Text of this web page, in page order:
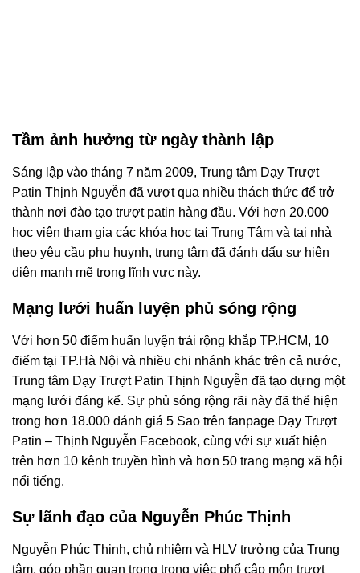
Tầm ảnh hưởng từ ngày thành lập
Sáng lập vào tháng 7 năm 2009, Trung tâm Dạy Trượt
Patin Thịnh Nguyễn đã vượt qua nhiều thách thức để trở
thành nơi đào tạo trượt patin hàng đầu. Với hơn 20.000
học viên tham gia các khóa học tại Trung Tâm và tại nhà
theo yêu cầu phụ huynh, trung tâm đã đánh dấu sự hiện
diện mạnh mẽ trong lĩnh vực này.
Mạng lưới huấn luyện phủ sóng rộng
Với hơn 50 điểm huấn luyện trải rộng khắp TP.HCM, 10
điểm tại TP.Hà Nội và nhiều chi nhánh khác trên cả nước,
Trung tâm Dạy Trượt Patin Thịnh Nguyễn đã tạo dựng một
mạng lưới đáng kể. Sự phủ sóng rộng rãi này đã thể hiện
trong hơn 18.000 đánh giá 5 Sao trên fanpage Dạy Trượt
Patin – Thịnh Nguyễn Facebook, cùng với sự xuất hiện
trên hơn 10 kênh truyền hình và hơn 50 trang mạng xã hội
nổi tiếng.
Sự lãnh đạo của Nguyễn Phúc Thịnh
Nguyễn Phúc Thịnh, chủ nhiệm và HLV trưởng của Trung
tâm, góp phần quan trọng trong việc phổ cập môn trượt